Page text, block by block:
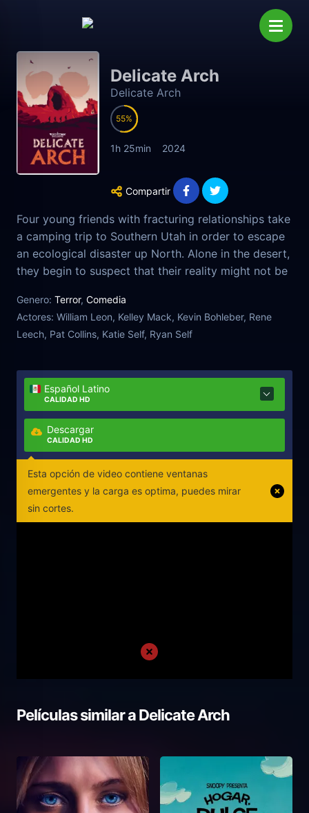
Delicate Arch
Delicate Arch
55
1h 25min 2024
Compartir
Four young friends with fracturing relationships take
a camping trip to Southern Utah in order to escape
an ecological disaster up North. Alone in the desert,
they begin to suspect that their reality might not be
by a mysterious cosmic force.
Genero: Terror, Comedia
Actores: William Leon, Kelley Mack, Kevin Bohleber, Rene
Leech, Pat Collins, Katie Self, Ryan Self
Español Latino
CALIDAD HD
Descargar
CALIDAD HD
Esta opción de video contiene ventanas
emergentes y la carga es optima, puedes mirar
sin cortes.
Películas similar aDelicate Arch